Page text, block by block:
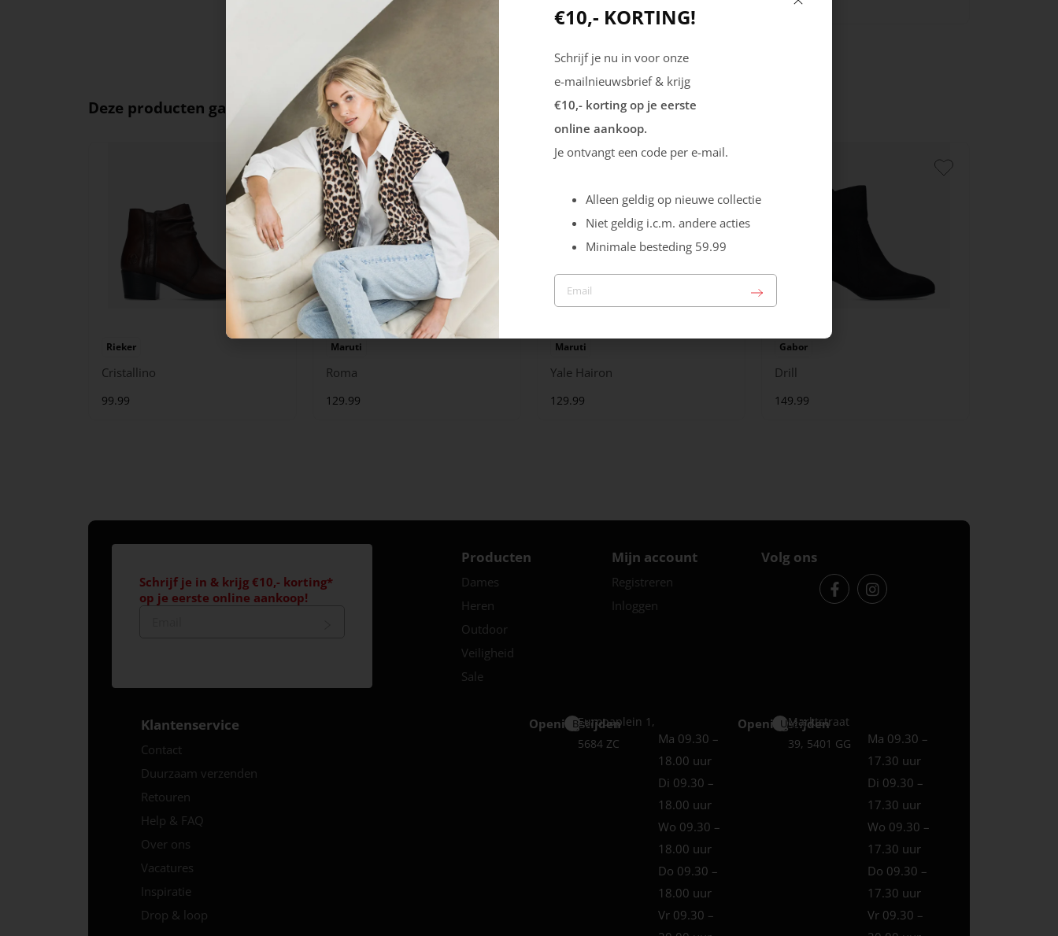
Deze producten ga je leuk vinden
Rieker
Cristallino
99.99
Maruti
Roma
129.99
Maruti
Yale Hairon
129.99
Gabor
Drill
149.99
Schrijf je in & krijg €10,- korting*
op je eerste online aankoop!
Producten
Dames
Heren
Outdoor
Veiligheid
Sale
Mijn account
Registreren
Inloggen
Volg ons
Klantenservice
Contact
Duurzaam verzenden
Retouren
Help & FAQ
Over ons
Vacatures
Inspiratie
Drop & loop
Openingstijden
Best
Europaplein 1,
5684 ZC
Ma 09.30 –
18.00 uur
Di 09.30 –
18.00 uur
Wo 09.30 –
18.00 uur
Do 09.30 –
18.00 uur
Vr 09.30 –
Openingstijden
Uden
Marktstraat
39, 5401 GG
Ma 09.30 –
17.30 uur
Di 09.30 –
17.30 uur
Wo 09.30 –
17.30 uur
Do 09.30 –
17.30 uur
Vr 09.30 –
€10,- KORTING!
Schrijf je nu in voor onze
e-mailnieuwsbrief & krijg
€10,- korting op je eerste
online aankoop.
Je ontvangt een code per e-mail.
Alleen geldig op nieuwe collectie
Niet geldig i.c.m. andere acties
Minimale besteding 59.99